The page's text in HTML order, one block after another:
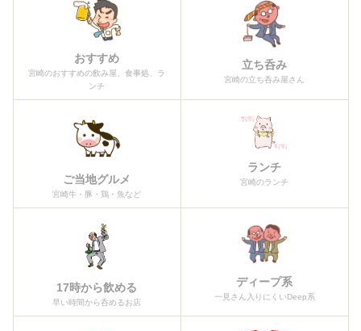
おすすめ
宮崎のおすすめの飲み屋、食事処、ラ
ンチ
立ち呑み
宮崎の立ち呑み屋さん
ご当地グルメ
宮崎牛・豚・鶏・魚など
ランチ
宮崎のランチ
17時から飲める
早い時間から呑めるお店
ディープ系
一見さん入りにくいDeep系